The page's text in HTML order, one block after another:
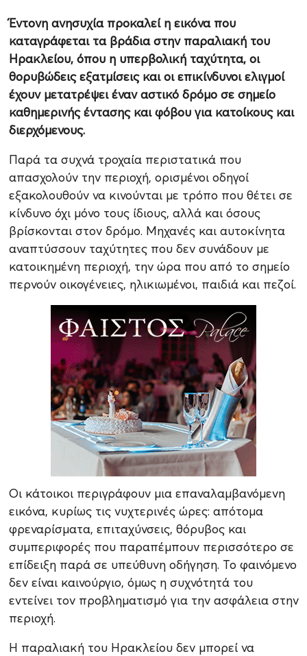
Έντονη ανησυχία προκαλεί η εικόνα που
καταγράφεται τα βράδια στην παραλιακή του
Ηρακλείου, όπου η υπερβολική ταχύτητα, οι
θορυβώδεις εξατμίσεις και οι επικίνδυνοι ελιγμοί
έχουν μετατρέψει έναν αστικό δρόμο σε σημείο
καθημερινής έντασης και φόβου για κατοίκους και
διερχόμενους.
Παρά τα συχνά τροχαία περιστατικά που
απασχολούν την περιοχή, ορισμένοι οδηγοί
εξακολουθούν να κινούνται με τρόπο που θέτει σε
κίνδυνο όχι μόνο τους ίδιους, αλλά και όσους
βρίσκονται στον δρόμο. Μηχανές και αυτοκίνητα
αναπτύσσουν ταχύτητες που δεν συνάδουν με
κατοικημένη περιοχή, την ώρα που από το σημείο
περνούν οικογένειες, ηλικιωμένοι, παιδιά και πεζοί.
Οι κάτοικοι περιγράφουν μια επαναλαμβανόμενη
εικόνα, κυρίως τις νυχτερινές ώρες: απότομα
φρεναρίσματα, επιταχύνσεις, θόρυβος και
συμπεριφορές που παραπέμπουν περισσότερο σε
επίδειξη παρά σε υπεύθυνη οδήγηση. Το φαινόμενο
δεν είναι καινούργιο, όμως η συχνότητά του
εντείνει τον προβληματισμό για την ασφάλεια στην
περιοχή.
Η παραλιακή του Ηρακλείου δεν μπορεί να